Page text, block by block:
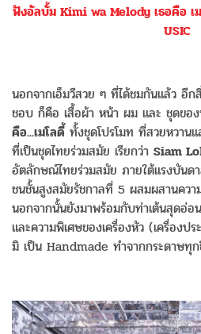
ฟังอัลบั้ม Kimi wa Melody เธอคือ เ
USIC
นอกจากเอ็มวีสวย ๆ ที่ได้ชมกันแล้ว อี
ชอบ ก็คือ เสื้อผ้า หน้า ผม และ ชุดขอ
คือ...เมโลดี้ ทั้งชุดโปรโมท ที่สวยหวาน
ที่เป็นชุดไทยร่วมสมัย เรียกว่า Siam
อัตลักษณ์ไทยร่วมสมัย ภายใต้แรงบันด
ชนชั้นสูงสมัยรัชกาลที่ 5 ผสมผสานควา
นอกจากนั้นยังมาพร้อมกับท่าเต้นสุดอ่อ
และความพิเศษของเครื่องหัว (เครื่องป
มิ เป็น Handmade ทำจากกระดาษทุ